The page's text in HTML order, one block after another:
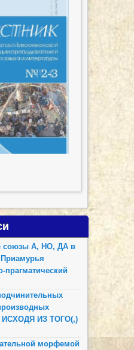
союзы А, НО, ДА в
Приамурья
прагматический
ИСХОДЯ ИЗ ТОГО(,)
морфемой